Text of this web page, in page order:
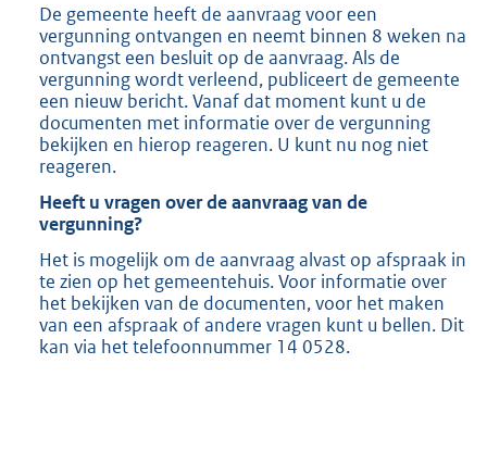
De gemeente heeft de aanvraag voor een
vergunning ontvangen en neemt binnen 8 weken na
ontvangst een besluit op de aanvraag. Als de
vergunning wordt verleend, publiceert de gemeente
een nieuw bericht. Vanaf dat moment kunt u de
documenten met informatie over de vergunning
bekijken en hierop reageren. U kunt nu nog niet
reageren.
Heeft u vragen over de aanvraag van de
vergunning?
Het is mogelijk om de aanvraag alvast op afspraak in
te zien op het gemeentehuis. Voor informatie over
het bekijken van de documenten, voor het maken
van een afspraak of andere vragen kunt u bellen. Dit
kan via het telefoonnummer 14 0528.